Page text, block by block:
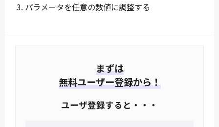
パラメータを任意の数値に調整する
まずは
無料ユーザー登録から！
ユーザ登録すると・・・